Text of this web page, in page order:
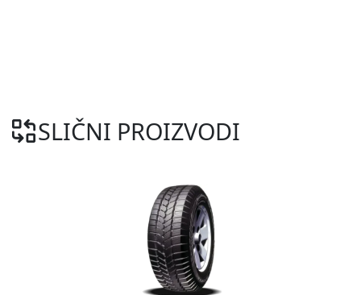
SLIČNI PROIZVODI